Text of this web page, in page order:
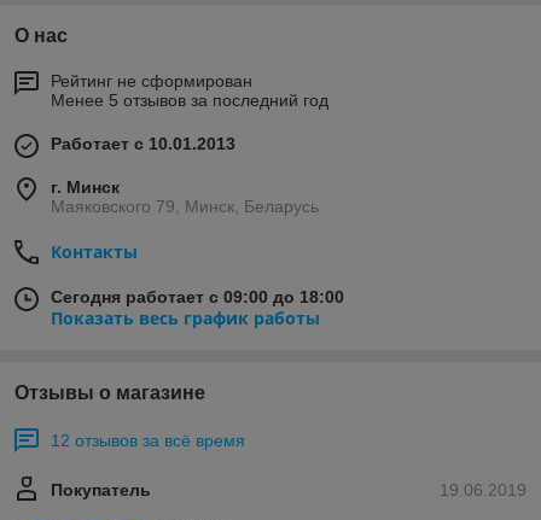
О нас
Рейтинг не сформирован
Менее 5 отзывов за последний год
Работает с 10.01.2013
г. Минск
Маяковского 79, Минск, Беларусь
Контакты
Сегодня работает с 09:00 до 18:00
Показать весь график работы
Отзывы о магазине
12 отзывов за всё время
19.06.2019
Покупатель